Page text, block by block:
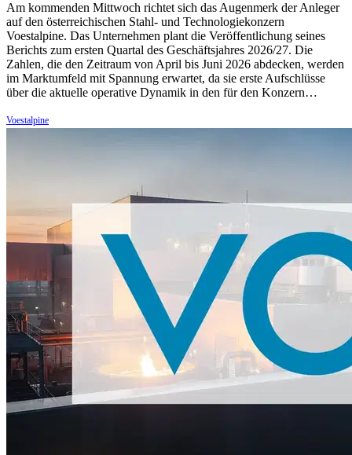
Am kommenden Mittwoch richtet sich das Augenmerk der Anleger
auf den österreichischen Stahl- und Technologiekonzern
Voestalpine. Das Unternehmen plant die Veröffentlichung seines
Berichts zum ersten Quartal des Geschäftsjahres 2026/27. Die
Zahlen, die den Zeitraum von April bis Juni 2026 abdecken, werden
im Marktumfeld mit Spannung erwartet, da sie erste Aufschlüsse
über die aktuelle operative Dynamik in den für den Konzern…
Voestalpine